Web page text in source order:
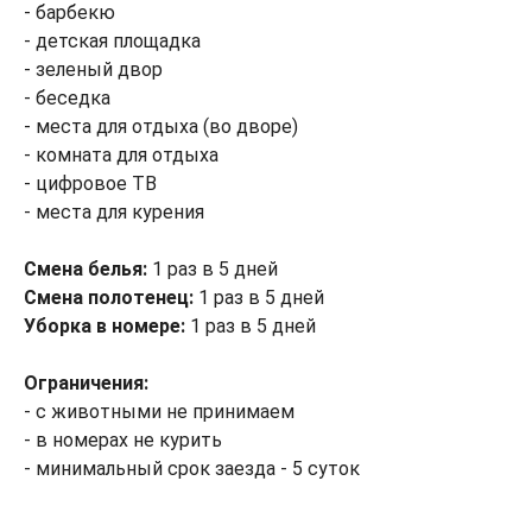
- барбекю
- детская площадка
- зеленый двор
- беседка
- места для отдыха (во дворе)
- комната для отдыха
- цифровое ТВ
- места для курения
Смена белья: 1 раз в 5 дней
Смена полотенец: 1 раз в 5 дней
Уборка в номере: 1 раз в 5 дней
Ограничения:
- с животными не принимаем
- в номерах не курить
- минимальный срок заезда - 5 суток